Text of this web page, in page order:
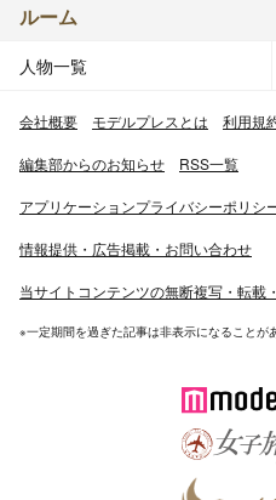
ルーム
人物一覧
会社概要 モデルプレスとは 利用規
編集部からのお知らせ RSS一覧
アプリケーションプライバシーポリシ
情報提供・広告掲載・お問い合わせ
当サイトコンテンツの無断複写・転載
※一定期間を過ぎた記事は非表示になることが